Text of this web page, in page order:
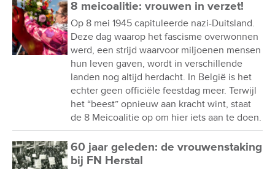
8 meicoalitie: vrouwen in verzet!
Op 8 mei 1945 capituleerde nazi-Duitsland.
Deze dag waarop het fascisme overwonnen
werd, een strijd waarvoor miljoenen mensen
hun leven gaven, wordt in verschillende
landen nog altijd herdacht. In België is het
echter geen officiële feestdag meer. Terwijl
het “beest” opnieuw aan kracht wint, staat
de 8 Meicoalitie op om hier iets aan te doen.
60 jaar geleden: de vrouwenstaking
bij FN Herstal